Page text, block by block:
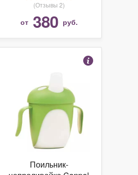
(Отзывы 2)
от 380 руб.
Поильник-